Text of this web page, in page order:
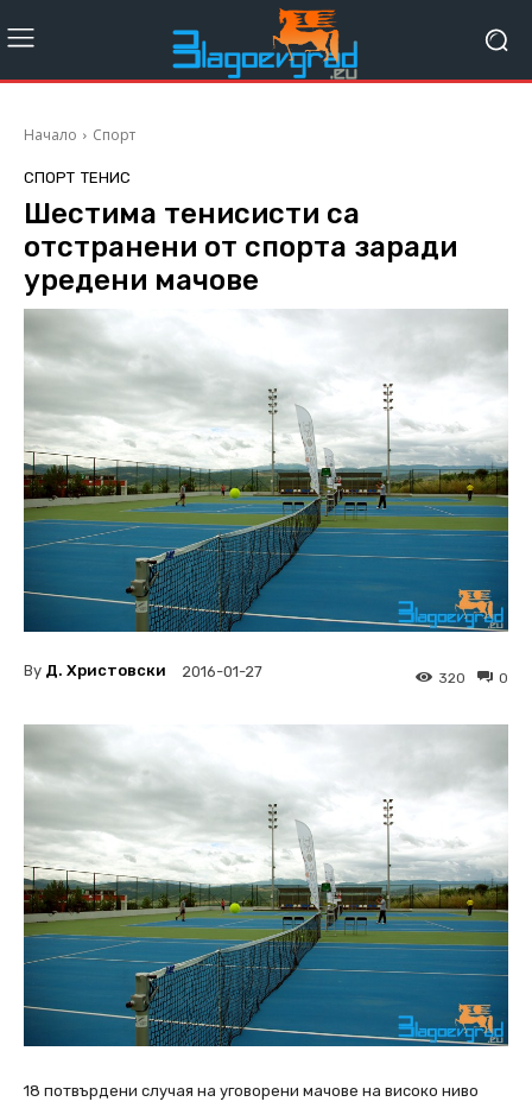
Начало Спорт
СПОРТ ТЕНИС
Шестима тенисисти са
отстранени от спорта заради
уредени мачове
By Д. Христовски 2016-01-27 0
320
18 потвърдени случая на уговорени мачове на високо ниво